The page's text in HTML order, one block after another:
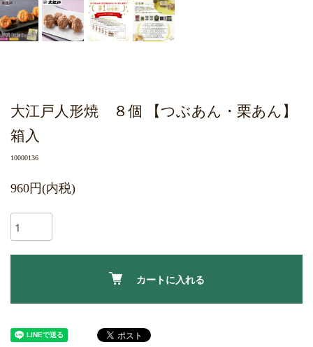
大江戸人形焼 ８個 【つぶあん・栗あん】
箱入
10000136
960円(内税)
カートに入れる